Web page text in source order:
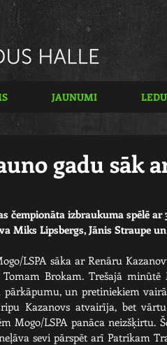
JAUNUMI
gadu sāk
čempionāta izbraukuma spēlē ar
Miks Lipsbergs, Jānis Straupe
LSPA sāka ar Renāru
Brokam. Trešajā minūtē
pārkāpumu, un pretiniekiem
Kazanovs atvairīja, bet
Mogo/LSPA panāca neizšķirtu.
sevi pārspēt arī Patrikam